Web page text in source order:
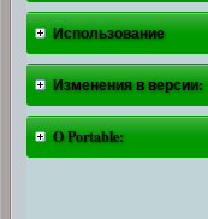
Использование
Изменения в версии:
O Portable: